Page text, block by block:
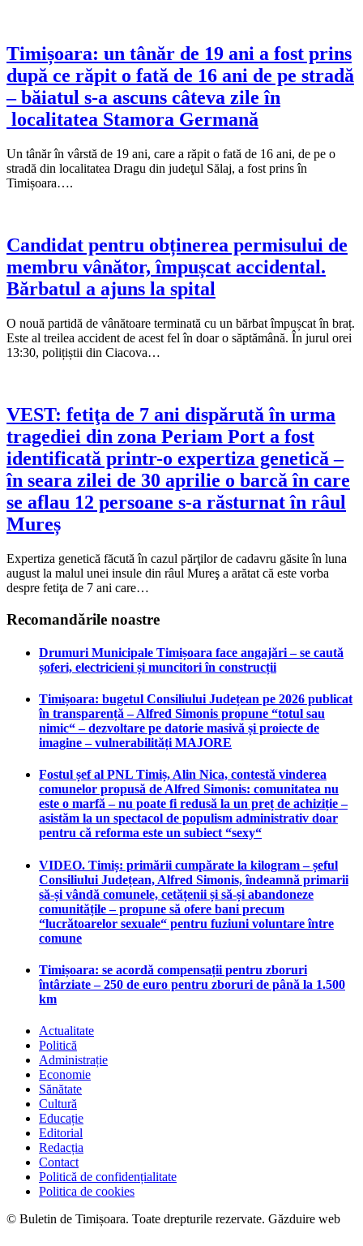
Timișoara: un tânăr de 19 ani a fost prins
după ce răpit o fată de 16 ani de pe stradă
– băiatul s-a ascuns câteva zile în
localitatea Stamora Germană
Un tânăr în vârstă de 19 ani, care a răpit o fată de 16 ani, de pe o
stradă din localitatea Dragu din judeţul Sălaj, a fost prins în
Timișoara….
Candidat pentru obținerea permisului de
membru vânător, împușcat accidental.
Bărbatul a ajuns la spital
O nouă partidă de vânătoare terminată cu un bărbat împușcat în braț.
Este al treilea accident de acest fel în doar o săptămână. În jurul orei
13:30, polițiștii din Ciacova…
VEST: fetiţa de 7 ani dispărută în urma
tragediei din zona Periam Port a fost
identificată printr-o expertiza genetică –
în seara zilei de 30 aprilie o barcă în care
se aflau 12 persoane s-a răsturnat în râul
Mureș
Expertiza genetică făcută în cazul părţilor de cadavru găsite în luna
august la malul unei insule din râul Mureş a arătat că este vorba
despre fetiţa de 7 ani care…
Recomandările noastre
Drumuri Municipale Timișoara face angajări – se caută
șoferi, electricieni și muncitori în construcții
Timișoara: bugetul Consiliului Județean pe 2026 publicat
în transparență – Alfred Simonis propune “totul sau
nimic“ – dezvoltare pe datorie masivă și proiecte de
imagine – vulnerabilități MAJORE
Fostul șef al PNL Timiș, Alin Nica, contestă vinderea
comunelor propusă de Alfred Simonis: comunitatea nu
este o marfă – nu poate fi redusă la un preț de achiziție –
asistăm la un spectacol de populism administrativ doar
pentru că reforma este un subiect “sexy“
VIDEO. Timiș: primării cumpărate la kilogram – șeful
Consiliului Județean, Alfred Simonis, îndeamnă primarii
să-și vândă comunele, cetățenii și să-și abandoneze
comunitățile – propune să ofere bani precum
“lucrătoarelor sexuale“ pentru fuziuni voluntare între
comune
Timișoara: se acordă compensații pentru zboruri
întârziate – 250 de euro pentru zboruri de până la 1.500
km
Actualitate
Politică
Administrație
Economie
Sănătate
Cultură
Educație
Editorial
Redacția
Contact
Politică de confidențialitate
Politica de cookies
© Buletin de Timișoara. Toate drepturile rezervate. Găzduire web